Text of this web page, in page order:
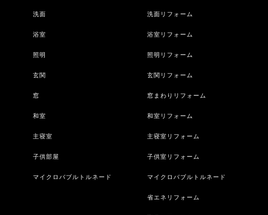
洗面
浴室
照明
玄関
窓
和室
主寝室
子供部屋
マイクロバブルトルネード
洗面リフォーム
浴室リフォーム
照明リフォーム
玄関リフォーム
窓まわりリフォーム
和室リフォーム
主寝室リフォーム
子供室リフォーム
マイクロバブルトルネード
省エネリフォーム